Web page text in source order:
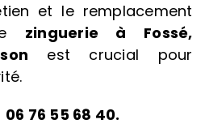
et le remplacement
zinguerie à Fossé,
est crucial pour
06 76 55 68 40.